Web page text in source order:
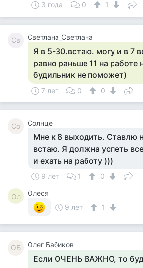
3 года 0 1
Св Светлана_Светлана
Я в 5-30.встаю. могу и в 7
равно раньше 11 на работе
будильник не поможет)
7 лет 0 0
Со Солнце
Мне к 8 выходить. Ставлю
встаю. Я должна успеть
и ехать на работу )))
9 лет 1 0
Ол
Олеся
9 лет
1
ОБ Олег Бабиков
Если ОЧЕНЬ ВАЖНО, то